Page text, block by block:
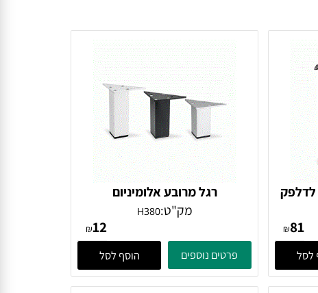
₪81
רגל מרובע אלומיניום
מק"ט:
₪12